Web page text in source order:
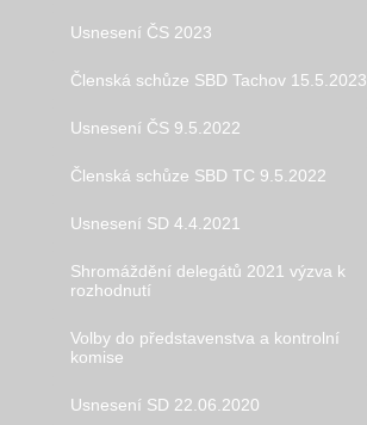
Usnesení ČS 2023
Členská schůze SBD Tachov 15.5.2023
Usnesení ČS 9.5.2022
Členská schůze SBD TC 9.5.2022
Usnesení SD 4.4.2021
Shromáždění delegátů 2021 výzva k
rozhodnutí
Volby do představenstva a kontrolní
komise
Usnesení SD 22.06.2020